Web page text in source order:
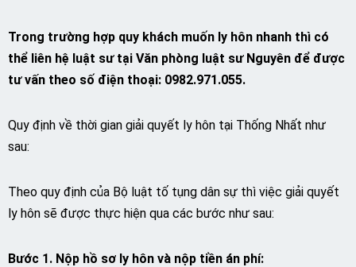
Trong trường hợp quy khách muốn ly hôn nhanh thì có
thể liên hệ luật sư tại Văn phòng luật sư Nguyên để được
tư vấn theo số điện thoại: 0982.971.055.
Quy định về thời gian giải quyết ly hôn tại Thống Nhất như
sau:
Theo quy định của Bộ luật tố tụng dân sự thì việc giải quyết
ly hôn sẽ được thực hiện qua các bước như sau:
Bước 1. Nộp hồ sơ ly hôn và nộp tiền án phí: